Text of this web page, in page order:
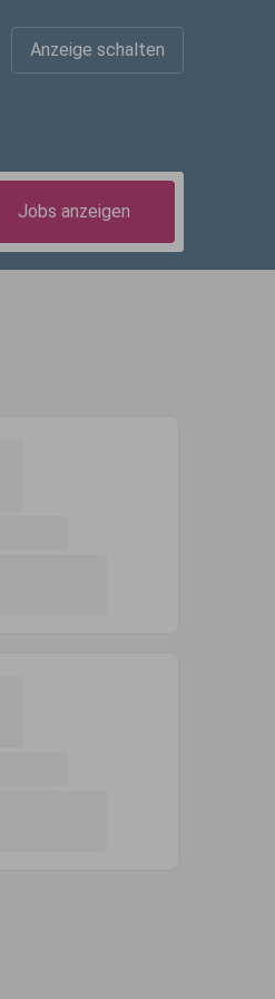
Anzeige schalten
Jobs anzeigen